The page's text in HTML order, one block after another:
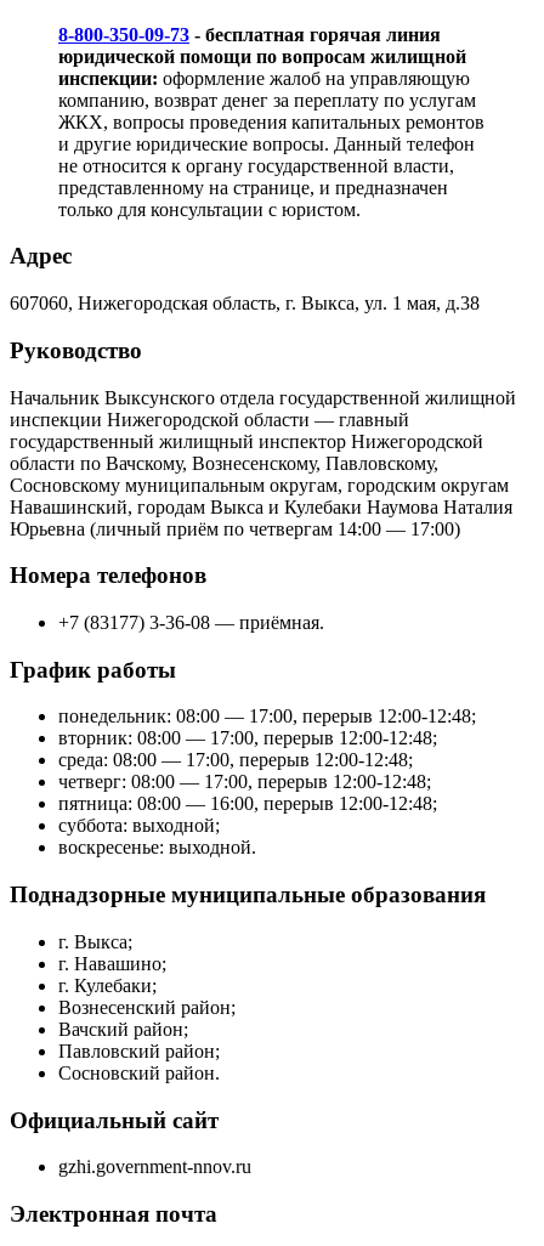
8-800-350-09-73 - бесплатная горячая линия
юридической помощи по вопросам жилищной
инспекции: оформление жалоб на управляющую
компанию, возврат денег за переплату по услугам
ЖКХ, вопросы проведения капитальных ремонтов
и другие юридические вопросы. Данный телефон
не относится к органу государственной власти,
представленному на странице, и предназначен
только для консультации с юристом.
Адрес
607060, Нижегородская область, г. Выкса, ул. 1 мая, д.38
Руководство
Начальник Выксунского отдела государственной жилищной
инспекции Нижегородской области — главный
государственный жилищный инспектор Нижегородской
области по Вачскому, Вознесенскому, Павловскому,
Сосновскому муниципальным округам, городским округам
Навашинский, городам Выкса и Кулебаки Наумова Наталия
Юрьевна (личный приём по четвергам 14:00 — 17:00)
Номера телефонов
+7 (83177) 3-36-08 — приёмная.
График работы
понедельник: 08:00 — 17:00, перерыв 12:00-12:48;
вторник: 08:00 — 17:00, перерыв 12:00-12:48;
среда: 08:00 — 17:00, перерыв 12:00-12:48;
четверг: 08:00 — 17:00, перерыв 12:00-12:48;
пятница: 08:00 — 16:00, перерыв 12:00-12:48;
суббота: выходной;
воскресенье: выходной.
Поднадзорные муниципальные образования
г. Выкса;
г. Навашино;
г. Кулебаки;
Вознесенский район;
Вачский район;
Павловский район;
Сосновский район.
Официальный сайт
gzhi.government-nnov.ru
Электронная почта